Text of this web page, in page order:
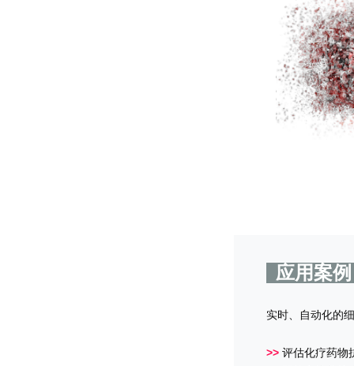
应用案
实时、自动化的
>> 评估化疗药物